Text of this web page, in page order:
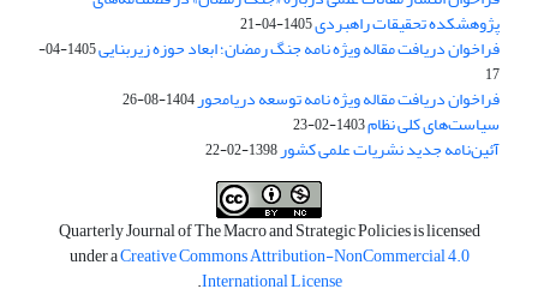
پژوهشکده تحقیقات راهبردی1405-04-21
فراخوان دریافت مقاله ویژه نامه جنگ رمضان؛ ابعاد حوزه زیربنایی
1405-04-
17
فراخوان دریافت مقاله ویژه نامه توسعه دریامحور1404-08-26
سیاست‌های کلی نظام1403-02-23
آئین‌نامه جدید نشریات علمی کشور1398-02-22
Quarterly Journal of The Macro and Strategic Policies is licensed
under aCreative Commons Attribution-NonCommercial 4.0
International License
.